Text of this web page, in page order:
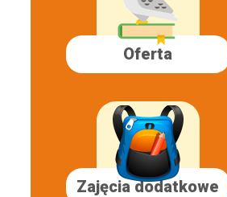
Oferta
Zajęcia dodatkowe